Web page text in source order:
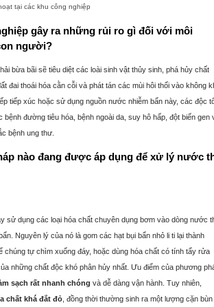
tại các khu công nghiệp
gây ra những rủi ro gì đối với môi
người?
bừa bãi sẽ tiêu diệt các loài sinh vật thủy sinh, phá hủy chất
đai thoái hóa cằn cỗi và phát tán các mùi hôi thối vào không
tiếp xúc hoặc sử dụng nguồn nước nhiễm bẩn này, các độc
đường tiêu hóa, bệnh ngoài da, suy hô hấp, đột biến gen
bệnh ung thư.
nào đang được áp dụng để xử lý nước
sử dụng các loại hóa chất chuyên dụng bơm vào dòng nước
. Nguyên lý của nó là gom các hạt bụi bẩn nhỏ li ti lại thành
chúng tự chìm xuống đáy, hoặc dùng hóa chất có tính tẩy rửa
những chất độc khó phân hủy nhất. Ưu điểm của phương
sạch rất nhanh chóng và dễ dàng vận hành. Tuy nhiên,
chất khá đắt đỏ , đồng thời thường sinh ra một lượng cặn bùn